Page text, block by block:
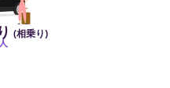
中文
(相乗り)